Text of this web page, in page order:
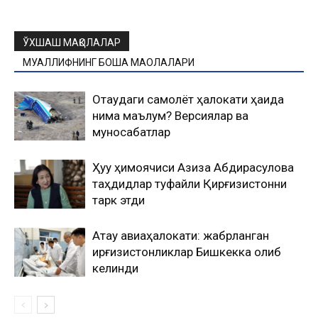
ЎХШАШ МАҚОЛАЛАР
МУАЛЛИФНИНГ БОШҚА МАҚОЛАЛАРИ
Оқтаудаги самолёт ҳалокати ҳақида
нима маълум? Версиялар ва
муносабатлар
Ҳуқуқ ҳимоячиси Азиза Абдирасулова
таҳдидлар туфайли Қирғизистонни
тарк этди
Ақтау авиаҳалокати: жабрланган
қирғизистонликлар Бишкекка олиб
келинди